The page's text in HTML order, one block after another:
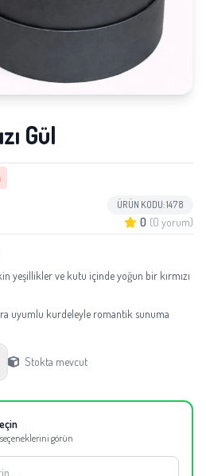
Gül
ÜRÜN KODU: 1478
0 (0 yorum)
yeşillikler ve kutu içinde yoğun bir kırmızı
uyumlu kurdeleyle romantik sunuma
göre aynı kalite ve görünüm korunarak
Stokta mevcut
görün